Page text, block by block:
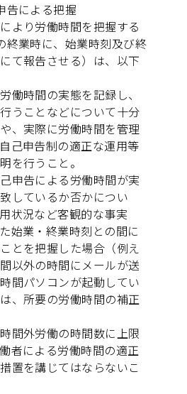
による把握
より労働時間を把握する
終業時に、始業時刻及び終
て報告させる）は、以下
働時間の実態を記録し、
うことなどについて十分
、実際に労働時間を管理
己申告制の適正な運用等
を行うこと。
申告による労働時間が実
しているか否かについ
状況など客観的な事実
始業・終業時刻との間に
とを把握した場合（例え
以外の時間にメールが送
間パソコンが起動してい
、所要の労働時間の補正
間外労働の時間数に上限
者による労働時間の適正
置を講じてはならないこ